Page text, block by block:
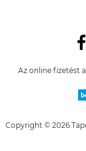
Az online fizetést
Copyright © 2026